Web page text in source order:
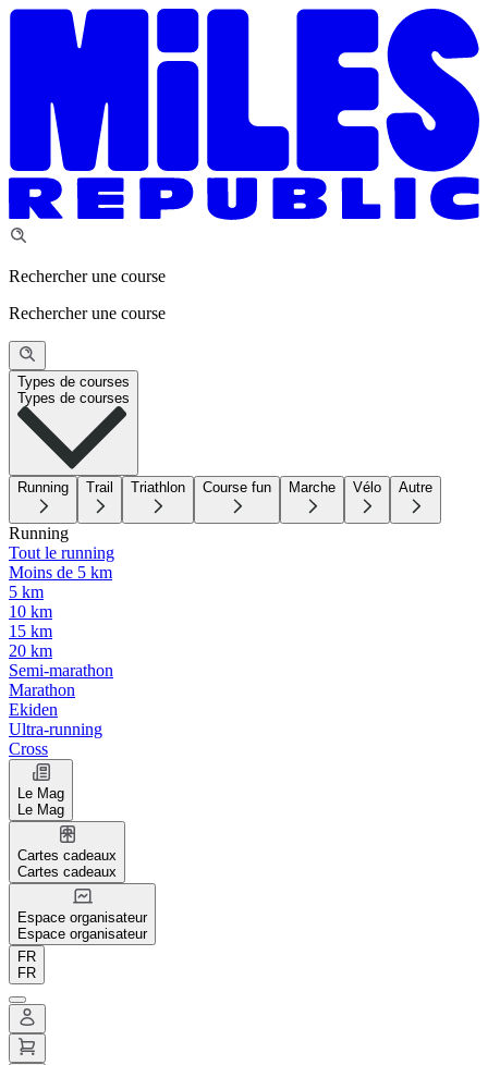
Rechercher une course
Rechercher une course
Types de courses
Types de courses
Running Trail Triathlon Course fun Marche Vélo Autre
Running
Tout le running
Moins de 5 km
5 km
10 km
15 km
20 km
Semi-marathon
Marathon
Ekiden
Ultra-running
Cross
Le Mag
Le Mag
Cartes cadeaux
Cartes cadeaux
Espace organisateur
Espace organisateur
FR
FR